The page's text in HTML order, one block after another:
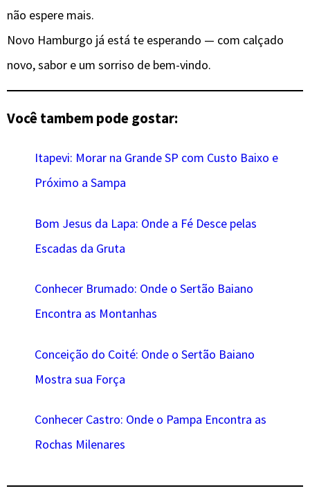
não espere mais.
Novo Hamburgo já está te esperando — com calçado
novo, sabor e um sorriso de bem-vindo.
Você tambem pode gostar:
Itapevi: Morar na Grande SP com Custo Baixo e
Próximo a Sampa
Bom Jesus da Lapa: Onde a Fé Desce pelas
Escadas da Gruta
Conhecer Brumado: Onde o Sertão Baiano
Encontra as Montanhas
Conceição do Coité: Onde o Sertão Baiano
Mostra sua Força
Conhecer Castro: Onde o Pampa Encontra as
Rochas Milenares